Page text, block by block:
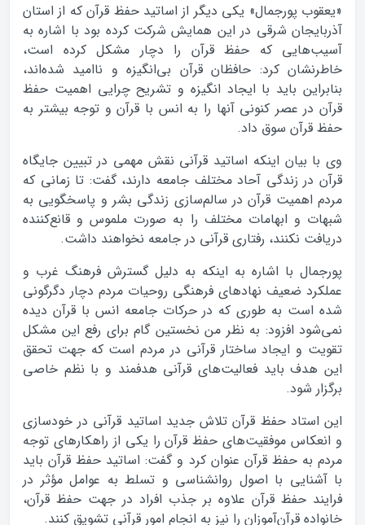
«یعقوب پورجمال» یکی دیگر از اساتید حفظ قرآن که از استان
آذربایجان شرقی در این همایش شرکت کرده بود با اشاره به
آسیب‌هایی که حفظ قرآن را دچار مشکل کرده است،
خاطرنشان کرد: حافظان قرآن بی‌انگیزه و ناامید شده‌اند،
بنابراین باید با ایجاد انگیزه و تشریح چرایی اهمیت حفظ
قرآن در عصر کنونی آنها را به انس با قرآن و توجه بیشتر به
حفظ قرآن سوق داد.
وی با بیان اینکه اساتید قرآنی نقش مهمی در تبیین جایگاه
قرآن در زندگی آحاد مختلف جامعه دارند، گفت: تا زمانی که
مردم اهمیت قرآن در سالم‌سازی زندگی بشر و پاسخگویی به
شبهات و ابهامات مختلف را به صورت ملموس و قانع‌کننده
دریافت نکنند، رفتاری قرآنی در جامعه نخواهند داشت.
پورجمال با اشاره به اینکه به دلیل گسترش فرهنگ غرب و
عملکرد ضعیف نهادهای فرهنگی روحیات مردم دچار دگرگونی
شده است به طوری که در حرکات جامعه انس با قرآن دیده
نمی‌شود افزود: به نظر من نخستین گام برای رفع این مشکل
تقویت و ایجاد ساختار قرآنی در مردم است که جهت تحقق
این هدف باید فعالیت‌های قرآنی هدفمند و با نظم خاصی
برگزار شود.
این استاد حفظ قرآن تلاش جدید اساتید قرآنی در خودسازی
و انعکاس موفقیت‌های حفظ قرآن را یکی از راهکارهای توجه
مردم به حفظ قرآن عنوان کرد و گفت: اساتید حفظ قرآن باید
با آشنایی با اصول روانشناسی و تسلط به عوامل مؤثر در
فرایند حفظ قرآن علاوه بر جذب افراد در جهت حفظ قرآن،
خانواده قرآن‌آموزان را نیز به انجام امور قرآنی تشویق کنند.